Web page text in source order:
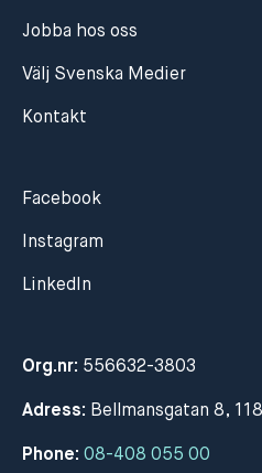
Jobba hos oss
Välj Svenska Medier
Kontakt
Facebook
Instagram
LinkedIn
Org.nr: 556632-3803
Adress: Bellmansgatan 8,
Phone: 08-408 055 00